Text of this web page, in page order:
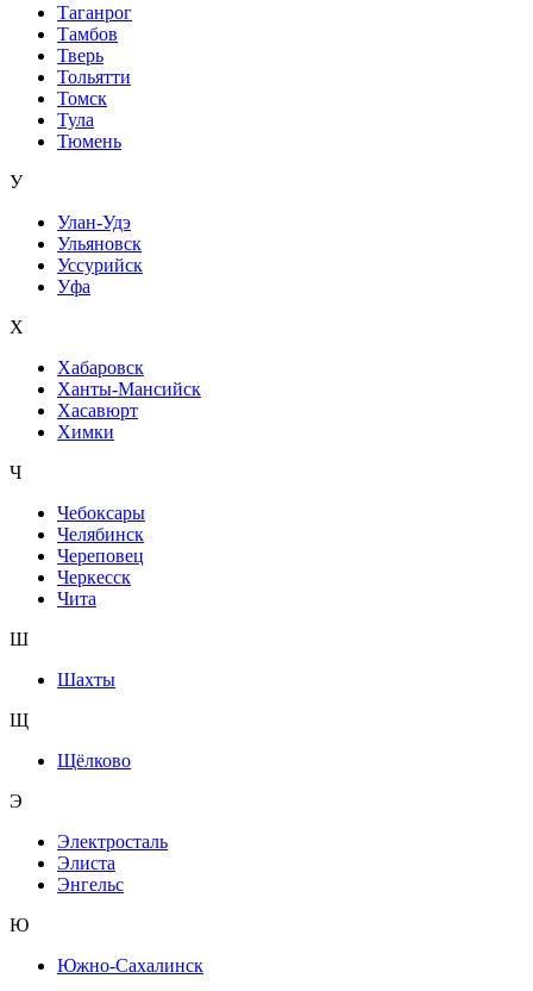
Таганрог
Тамбов
Тверь
Тольятти
Томск
Тула
Тюмень
У
Улан-Удэ
Ульяновск
Уссурийск
Уфа
Х
Хабаровск
Ханты-Мансийск
Хасавюрт
Химки
Ч
Чебоксары
Челябинск
Череповец
Черкесск
Чита
Ш
Шахты
Щ
Щёлково
Э
Электросталь
Элиста
Энгельс
Ю
Южно-Сахалинск